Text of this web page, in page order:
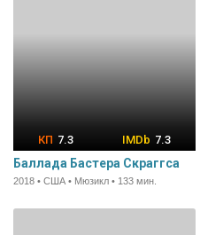
7.3 7.3
Баллада Бастера Скраггса
2018 • США • Мюзикл • 133 мин.